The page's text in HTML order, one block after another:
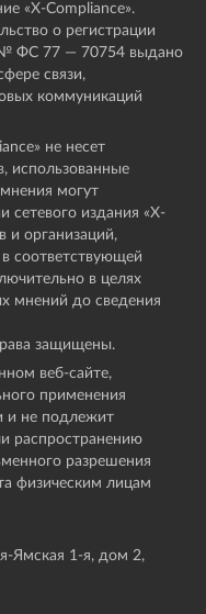
«Х-Compliance».
о регистрации
ФС 77 — 70754 выдано
связи,
коммуникаций
не несет
использованные
могут
сетевого издания «X-
и организаций,
соответствующей
в целях
мнений до сведения
защищены.
веб-сайте,
применения
и не подлежит
распространению
разрешения
физическим лицам
Ямская 1-я, дом 2,